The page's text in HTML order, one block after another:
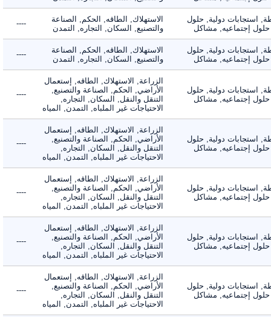
استجابات دولية, حلول
إجتماعيه, مشاكل
الاستهلاك, الطاقه, الحكم, الصناعة
والتصنيع, السكان, التجاره, التمدن
----
استجابات دولية, حلول
إجتماعيه, مشاكل
الاستهلاك, الطاقه, الحكم, الصناعة
والتصنيع, السكان, التجاره, التمدن
----
استجابات دولية, حلول
إجتماعيه, مشاكل
الزراعة, الاستهلاك, الطاقه, إستعمال
الأراضي, الحكم, الصناعة والتصنيع,
التنقل والنقل, السكان, التجاره,
الاحتياجات غير الملباه, التمدن, المياه
----
استجابات دولية, حلول
إجتماعيه, مشاكل
الزراعة, الاستهلاك, الطاقه, إستعمال
الأراضي, الحكم, الصناعة والتصنيع,
التنقل والنقل, السكان, التجاره,
الاحتياجات غير الملباه, التمدن, المياه
----
استجابات دولية, حلول
إجتماعيه, مشاكل
الزراعة, الاستهلاك, الطاقه, إستعمال
الأراضي, الحكم, الصناعة والتصنيع,
التنقل والنقل, السكان, التجاره,
الاحتياجات غير الملباه, التمدن, المياه
----
استجابات دولية, حلول
إجتماعيه, مشاكل
الزراعة, الاستهلاك, الطاقه, إستعمال
الأراضي, الحكم, الصناعة والتصنيع,
التنقل والنقل, السكان, التجاره,
الاحتياجات غير الملباه, التمدن, المياه
----
استجابات دولية, حلول
إجتماعيه, مشاكل
الزراعة, الاستهلاك, الطاقه, إستعمال
الأراضي, الحكم, الصناعة والتصنيع,
التنقل والنقل, السكان, التجاره,
الاحتياجات غير الملباه, التمدن, المياه
----